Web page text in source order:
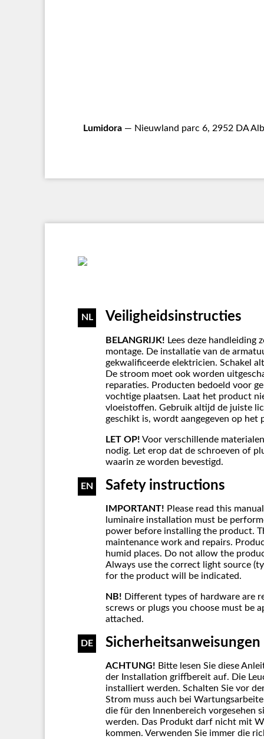
Lumidora — Nieuwland parc 6, 2952 DA
NL Veiligheidsinstructies
BELANGRIJK! Lees deze handleiding
montage. De installatie van de
gekwalificeerde elektricien. Schakel
De stroom moet ook worden
reparaties. Producten bedoeld voor
vochtige plaatsen. Laat het product
vloeistoffen. Gebruik altijd de juiste
geschikt is, wordt aangegeven op het
LET OP! Voor verschillende
nodig. Let erop dat de schroeven of
waarin ze worden bevestigd.
EN Safety instructions
IMPORTANT! Please read this
luminaire installation must be
power before installing the product.
maintenance work and repairs.
humid places. Do not allow the
Always use the correct light source
for the product will be indicated.
NB! Different types of hardware are
screws or plugs you choose must be
attached.
DE Sicherheitsanweisungen
ACHTUNG! Bitte lesen Sie diese
der Installation griffbereit auf. Die
installiert werden. Schalten Sie vor
Strom muss auch bei
die für den Innenbereich vorgesehen
werden. Das Produkt darf nicht mit
kommen. Verwenden Sie immer die